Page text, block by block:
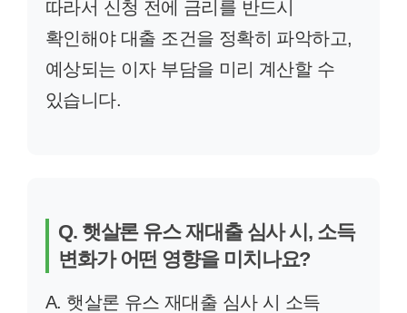
따라서 신청 전에 금리를 반드시
확인해야 대출 조건을 정확히 파악하고,
예상되는 이자 부담을 미리 계산할 수
있습니다.
Q. 햇살론 유스 재대출 심사 시, 소득
변화가 어떤 영향을 미치나요?
A. 햇살론 유스 재대출 심사 시 소득